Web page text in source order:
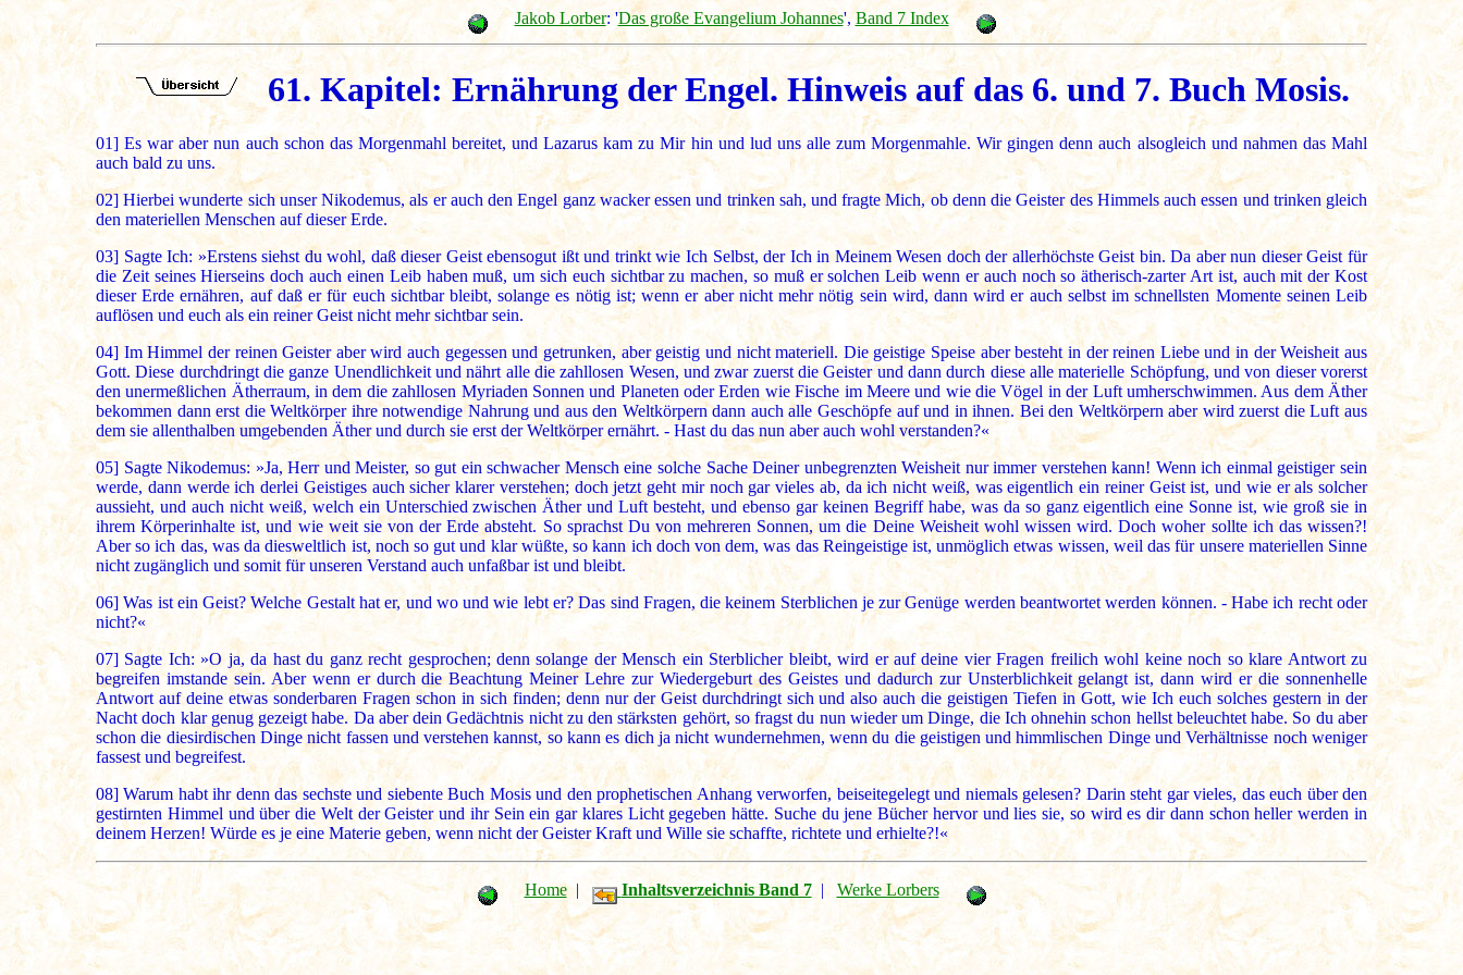
Jakob Lorber: 'Das große Evangelium Johannes', Band 7 Index
61. Kapitel: Ernährung der Engel. Hinweis auf das 6. und 7. Buch Mosis.
01] Es war aber nun auch schon das Morgenmahl bereitet, und Lazarus kam zu Mir hin und lud uns alle zum Morgenmahle. Wir gingen denn auch alsogleich und nahmen das Mahl
auch bald zu uns.
02]Hierbei wunderte sich unser Nikodemus, als er auch den Engel ganz wacker essen und trinken sah, und fragte Mich, ob denn die Geister des Himmels auch essen und trinken gleich
den materiellen Menschen auf dieser Erde.
03] Sagte Ich: »Erstens siehst du wohl, daß dieser Geist ebensogut ißt und trinkt wie Ich Selbst, der Ich in Meinem Wesen doch der allerhöchste Geist bin. Da aber nun dieser Geist für
die Zeit seines Hierseins doch auch einen Leib haben muß, um sich euch sichtbar zu machen, so muß er solchen Leib wenn er auch noch so ätherisch-zarter Art ist, auch mit der Kost
dieser Erde ernähren, auf daß er für euch sichtbar bleibt, solange es nötig ist; wenn er aber nicht mehr nötig sein wird, dann wird er auch selbst im schnellsten Momente seinen Leib
auflösen und euch als ein reiner Geist nicht mehr sichtbar sein.
04] Im Himmel der reinen Geister aber wird auch gegessen und getrunken, aber geistig und nicht materiell. Die geistige Speise aber besteht in der reinen Liebe und in der Weisheit aus
Gott. Diese durchdringt die ganze Unendlichkeit und nährt alle die zahllosen Wesen, und zwar zuerst die Geister und dann durch diese alle materielle Schöpfung, und von dieser vorerst
den unermeßlichen Ätherraum, in dem die zahllosen Myriaden Sonnen und Planeten oder Erden wie Fische im Meere und wie die Vögel in der Luft umherschwimmen. Aus dem Äther
bekommen dann erst die Weltkörper ihre notwendige Nahrung und aus den Weltkörpern dann auch alle Geschöpfe auf und in ihnen. Bei den Weltkörpern aber wird zuerst die Luft aus
dem sie allenthalben umgebenden Äther und durch sie erst der Weltkörper ernährt. - Hast du das nun aber auch wohl verstanden?«
05] Sagte Nikodemus: »Ja, Herr und Meister, so gut ein schwacher Mensch eine solche Sache Deiner unbegrenzten Weisheit nur immer verstehen kann! Wenn ich einmal geistiger sein
werde, dann werde ich derlei Geistiges auch sicher klarer verstehen; doch jetzt geht mir noch gar vieles ab, da ich nicht weiß, was eigentlich ein reiner Geist ist, und wie er als solcher
aussieht, und auch nicht weiß, welch ein Unterschied zwischen Äther und Luft besteht, und ebenso gar keinen Begriff habe, was da so ganz eigentlich eine Sonne ist, wie groß sie in
ihrem Körperinhalte ist, und wie weit sie von der Erde absteht. So sprachst Du von mehreren Sonnen, um die Deine Weisheit wohl wissen wird. Doch woher sollte ich das wissen?!
Aber so ich das, was da diesweltlich ist, noch so gut und klar wüßte, so kann ich doch von dem, was das Reingeistige ist, unmöglich etwas wissen, weil das für unsere materiellen Sinne
nicht zugänglich und somit für unseren Verstand auch unfaßbar ist und bleibt.
06] Was ist ein Geist? Welche Gestalt hat er, und wo und wie lebt er? Das sind Fragen, die keinem Sterblichen je zur Genüge werden beantwortet werden können. - Habe ich recht oder
nicht?«
07] Sagte Ich: »O ja, da hast du ganz recht gesprochen; denn solange der Mensch ein Sterblicher bleibt, wird er auf deine vier Fragen freilich wohl keine noch so klare Antwort zu
begreifen imstande sein. Aber wenn er durch die Beachtung Meiner Lehre zur Wiedergeburt des Geistes und dadurch zur Unsterblichkeit gelangt ist, dann wird er die sonnenhelle
Antwort auf deine etwas sonderbaren Fragen schon in sich finden; denn nur der Geist durchdringt sich und also auch die geistigen Tiefen in Gott, wie Ich euch solches gestern in der
Nacht doch klar genug gezeigt habe. Da aber dein Gedächtnis nicht zu den stärksten gehört, so fragst du nun wieder um Dinge, die Ich ohnehin schon hellst beleuchtet habe. So du aber
schon die diesirdischen Dinge nicht fassen und verstehen kannst, so kann es dich ja nicht wundernehmen, wenn du die geistigen und himmlischen Dinge und Verhältnisse noch weniger
fassest und begreifest.
08] Warum habt ihr denn das sechste und siebente Buch Mosis und den prophetischen Anhang verworfen, beiseitegelegt und niemals gelesen? Darin steht gar vieles, das euch über den
gestirnten Himmel und über die Welt der Geister und ihr Sein ein gar klares Licht gegeben hätte. Suche du jene Bücher hervor und lies sie, so wird es dir dann schon heller werden in
deinem Herzen! Würde es je eine Materie geben, wenn nicht der Geister Kraft und Wille sie schaffte, richtete und erhielte?!«
Home| Inhaltsverzeichnis Band 7| Werke Lorbers